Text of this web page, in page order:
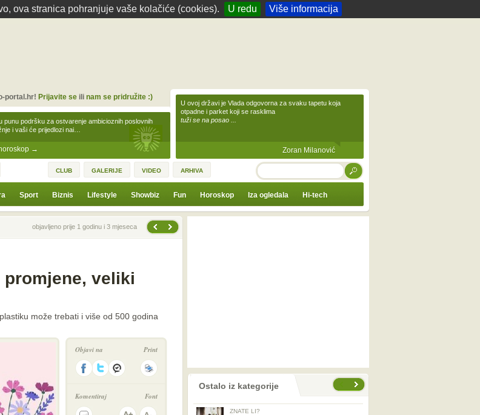
ova stranica pohranjuje vaše kolačiće (cookies). U redu Više informacija
→
punu podršku za ostvarenje ambicioznih poslovnih
i vaši će prijedlozi nai…
portal.hr! Prijavite seili nam se pridružite :)
U ovoj državi je Vlada odgovorna za svaku tapetu koja
otpadne i parket koji se rasklima
tuži se na posao ...
Zoran Milanović
CLUB GALERIJE VIDEO ARHIVA TRAŽI
Sport Biznis Lifestyle Showbiz Fun Horoskop Iza ogledala Hi-tech
vijest
objavljeno prije 1 godinu i 3 mjeseca
promjene, veliki
može trebati i više od 500 godina
Objavi na Print
Komentiraj Font
Ostalo iz kategorije
ZNATE LI?